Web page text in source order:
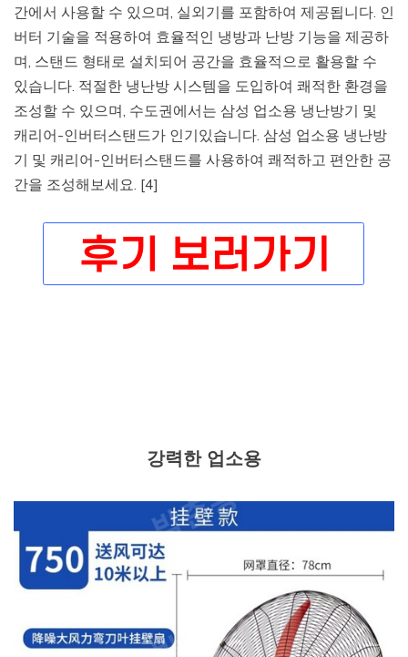
간에서 사용할 수 있으며, 실외기를 포함하여 제공됩니다. 인
버터 기술을 적용하여 효율적인 냉방과 난방 기능을 제공하
며, 스탠드 형태로 설치되어 공간을 효율적으로 활용할 수
있습니다. 적절한 냉난방 시스템을 도입하여 쾌적한 환경을
조성할 수 있으며, 수도권에서는 삼성 업소용 냉난방기 및
캐리어-인버터스탠드가 인기있습니다. 삼성 업소용 냉난방
기 및 캐리어-인버터스탠드를 사용하여 쾌적하고 편안한 공
간을 조성해보세요. [4]
강력한 업소용